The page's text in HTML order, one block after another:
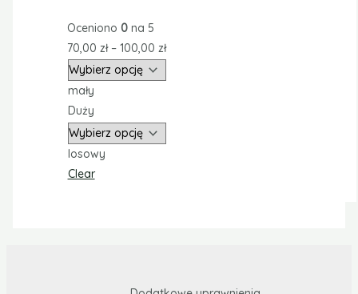
Oceniono 0na 5
70,00 zł – 100,00 zł
mały
Duży
losowy
Clear